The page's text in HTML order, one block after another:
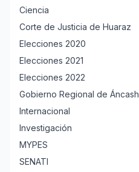
Ciencia
Corte de Justicia de Huaraz
Elecciones 2020
Elecciones 2021
Elecciones 2022
Gobierno Regional de Áncash
Internacional
Investigación
MYPES
SENATI